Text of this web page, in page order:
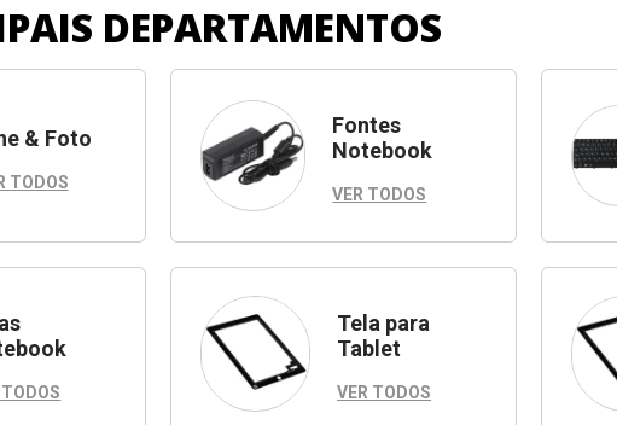
DEPARTAMENTOS
& Foto
TODOS
Fontes
Notebook
VER TODOS
Tela para
Tablet
VER TODOS